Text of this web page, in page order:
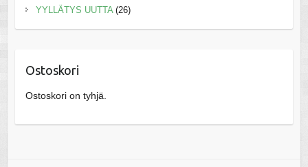
YYLLÄTYS UUTTA (26)
Ostoskori
Ostoskori on tyhjä.